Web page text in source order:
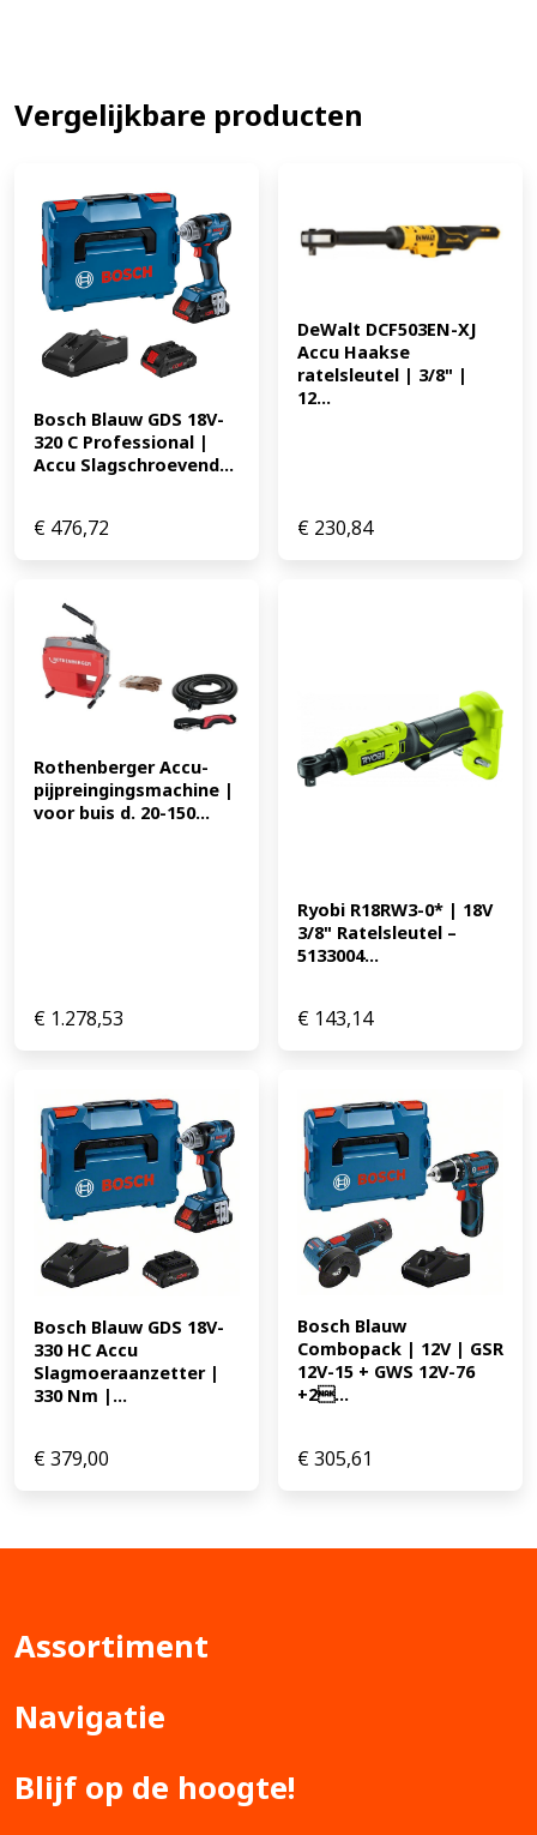
Vergelijkbare producten
Bosch Blauw GDS 18V-
320 C Professional |
Accu Slagschroevend...
€ 476,72
DeWalt DCF503EN-XJ
Accu Haakse
ratelsleutel | 3/8" |
12...
€ 230,84
Rothenberger Accu-
pijpreingingsmachine |
voor buis d. 20-150...
€ 1.278,53
Ryobi R18RW3-0* | 18V
3/8" Ratelsleutel –
5133004...
€ 143,14
Bosch Blauw GDS 18V-
330 HC Accu
Slagmoeraanzetter |
330 Nm |...
€379,00
Bosch Blauw
Combopack | 12V | GSR
12V-15 + GWS 12V-76
+2...
€305,61
Assortiment
Navigatie
Blijf op de hoogte!